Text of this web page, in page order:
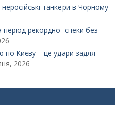
танкери в Чорному
рекордної спеки без
по Києву – це удари задля
2026